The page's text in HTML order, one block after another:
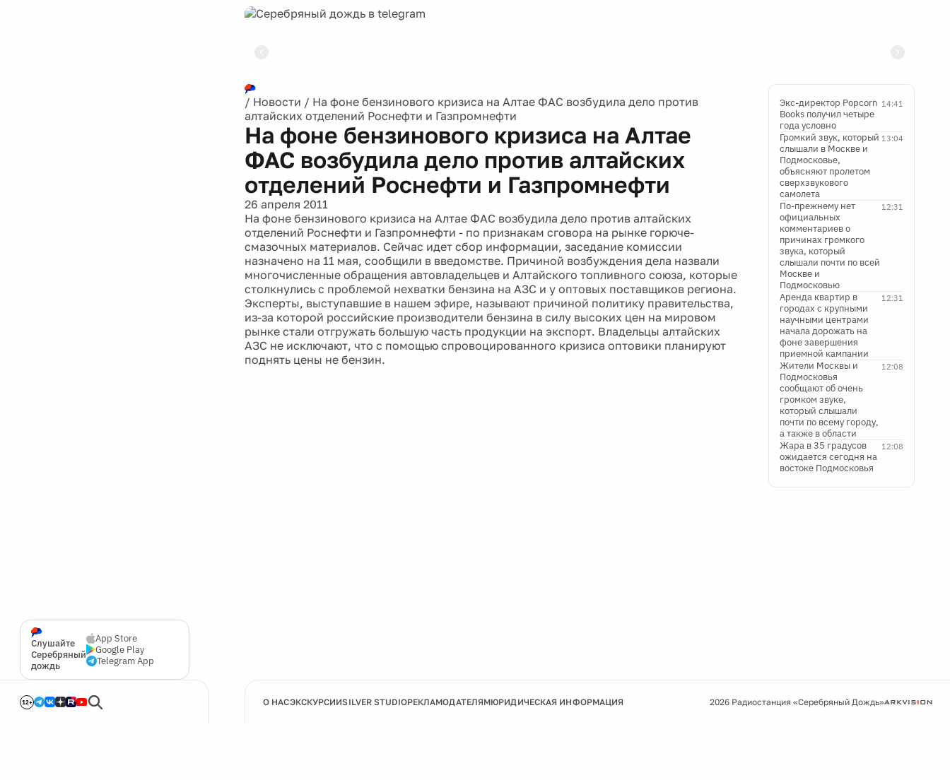
Слушайте
Серебряный
дождь
App Store
Google Play
Telegram App
12+
/ Новости / На фоне бензинового кризиса на Алтае ФАС возбудила дело против
алтайских отделений Роснефти и Газпромнефти
На фоне бензинового кризиса на Алтае
ФАС возбудила дело против алтайских
отделений Роснефти и Газпромнефти
26 апреля 2011
На фоне бензинового кризиса на Алтае ФАС возбудила дело против алтайских
отделений Роснефти и Газпромнефти - по признакам сговора на рынке горюче-
смазочных материалов. Сейчас идет сбор информации, заседание комиссии
назначено на 11 мая, сообщили в введомстве. Причиной возбуждения дела назвали
многочисленные обращения автовладельцев и Алтайского топливного союза, которые
столкнулись с проблемой нехватки бензина на АЗС и у оптовых поставщиков региона.
Эксперты, выступавшие в нашем эфире, называют причиной политику правительства,
из-за которой российские производители бензина в силу высоких цен на мировом
рынке стали отгружать большую часть продукции на экспорт. Владельцы алтайских
АЗС не исключают, что с помощью спровоцированного кризиса оптовики планируют
поднять цены не бензин.
14:41
Экс-директор Popcorn
Books получил четыре
года условно
13:04
Громкий звук, который
слышали в Москве и
Подмосковье,
объясняют пролетом
сверхзвукового
самолета
12:31
По-прежнему нет
официальных
комментариев о
причинах громкого
звука, который
слышали почти по всей
Москве и
Подмосковью
12:31
Аренда квартир в
городах с крупными
научными центрами
начала дорожать на
фоне завершения
приемной кампании
12:08
Жители Москвы и
Подмосковья
сообщают об очень
громком звуке,
который слышали
почти по всему городу,
а также в области
12:08
Жара в 35 градусов
ожидается сегодня на
востоке Подмосковья
О НАСЭКСКУРСИИSILVER STUDIOРЕКЛАМОДАТЕЛЯМЮРИДИЧЕСКАЯ ИНФОРМАЦИЯ 2026 Радиостанция «Серебряный Дождь»